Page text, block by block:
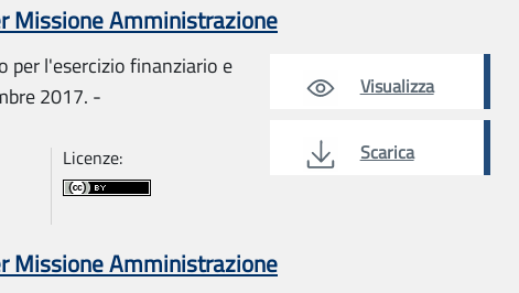
Missione Amministrazione
per l'esercizio finanziario e
2017. -
Licenze:
Visualizza
Scarica
Missione Amministrazione